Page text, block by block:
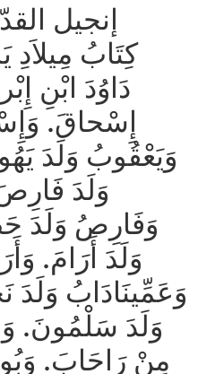
إنجيل
كِتَابُ
دَاوُدَ ابْنِ
إِسْحاقَ.
وَيَعْقُوبُ وَلَدَ
وَلَدَ
وَفَارِصُ وَلَدَ
وَلَدَ أَرَامَ.
وَعَمِّينَادَابُ
وَلَدَ سَلْمُونَ.
مِنْ رَاحَابَ.